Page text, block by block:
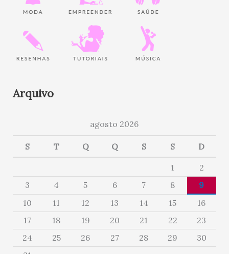
Arquivo
agosto 2026
S T Q Q S S D
1
2
3
4 5 6 7 8
9
10
11 12 13 14 15
16
17
18 19 20 21 22
23
24
25 26 27 28 29
30